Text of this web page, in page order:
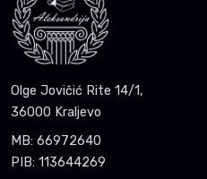
Olge Jovičić Rite 14/1,
36000 Kraljevo
MB: 66972640
PIB: 113644269